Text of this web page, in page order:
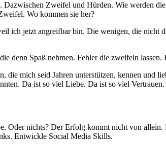
Zweifel und Hürden. Wie werden
Wo kommen sie her?
ich jetzt angreifbar bin. Die wenigen, die
denn Spaß nehmen. Fehler die zweifeln
die mich seid Jahren unterstützen, kennen und
Da ist so viel Liebe. Da ist so viel
Oder nichts? Der Erfolg kommt nicht von
Entwickle Social Media Skills.